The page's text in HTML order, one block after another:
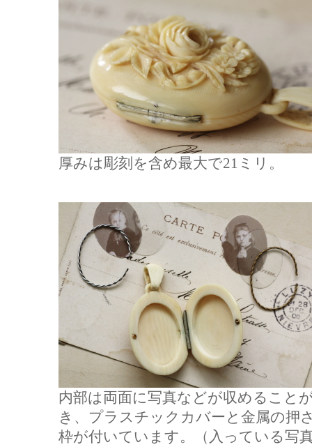
厚みは彫刻を含め最大で21ミリ。
内部は両面に写真などが収めること
き、プラスチックカバーと金属の押
枠が付いています。（入っている写